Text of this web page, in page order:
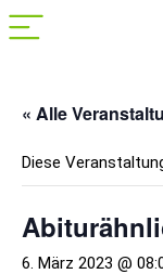
« Alle
Diese
6. März 2023 @